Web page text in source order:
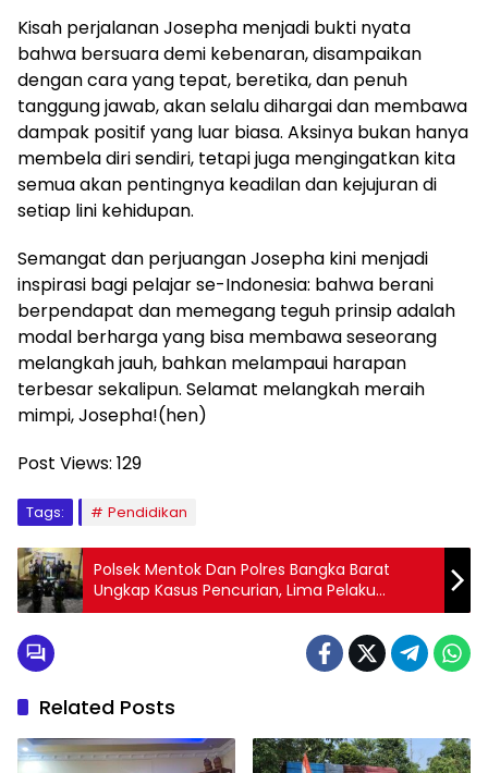
Kisah perjalanan Josepha menjadi bukti nyata
bahwa bersuara demi kebenaran, disampaikan
dengan cara yang tepat, beretika, dan penuh
tanggung jawab, akan selalu dihargai dan membawa
dampak positif yang luar biasa. Aksinya bukan hanya
membela diri sendiri, tetapi juga mengingatkan kita
semua akan pentingnya keadilan dan kejujuran di
setiap lini kehidupan.
Semangat dan perjuangan Josepha kini menjadi
inspirasi bagi pelajar se-Indonesia: bahwa berani
berpendapat dan memegang teguh prinsip adalah
modal berharga yang bisa membawa seseorang
melangkah jauh, bahkan melampaui harapan
terbesar sekalipun. Selamat melangkah meraih
mimpi, Josepha!(hen)
Post Views: 129
Tags: Pendidikan
Polsek Mentok Dan Polres Bangka Barat
Ungkap Kasus Pencurian, Lima Pelaku
Diamankan
Related Posts